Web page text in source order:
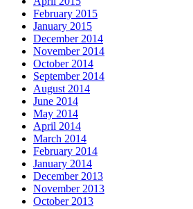
February 2015
January 2015
December 2014
November 2014
October 2014
September 2014
August 2014
June 2014
May 2014
April 2014
March 2014
February 2014
January 2014
December 2013
November 2013
October 2013